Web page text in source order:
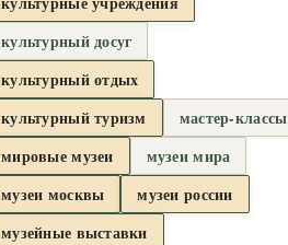
культурный досуг
культурный отдых
культурный туризм
мастер-классы
мировые музеи
музеи мира
музеи москвы
музеи россии
музейные выставки